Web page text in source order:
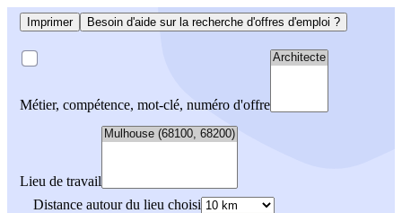
Imprimer Besoin d'aide sur la recherche d'offres d'emploi ?
Métier, compétence, mot-clé, numéro d'offre
Lieu de travail
Distance autour du lieu choisi